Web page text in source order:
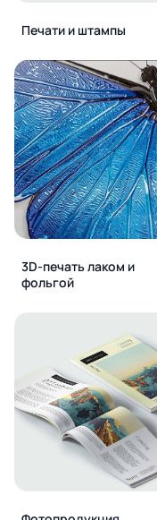
Печати и штампы
3D-печать лаком и
фольгой